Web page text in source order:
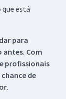
está
para
antes. Com
profissionais
de